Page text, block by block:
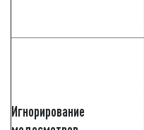
Игнорирование